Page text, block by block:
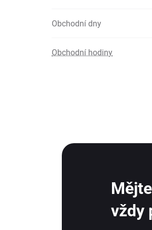
Obchodní dny
Obchodní hodiny
vždy